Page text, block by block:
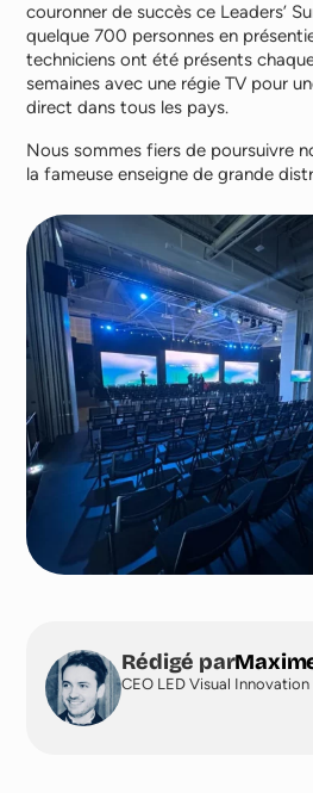
couronner de succès ce Leaders’
quelque 700 personnes en
techniciens ont été présents
semaines avec une régie TV pour
direct dans tous les pays.
Nous sommes fiers de poursuivre
la fameuse enseigne de grande
Rédigé par
CEO LED Visual Innovation